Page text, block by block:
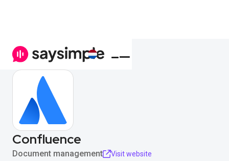
Confluence
Document management
Visit website